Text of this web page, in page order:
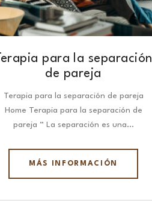
Terapia para la separación
de pareja
Terapia para la separación de pareja
Home Terapia para la separación de
pareja “ La separación es una…
MÁS INFORMACIÓN